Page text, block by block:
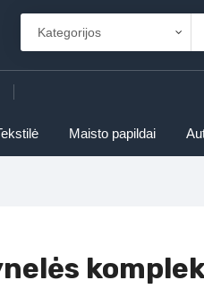
Maisto papildai